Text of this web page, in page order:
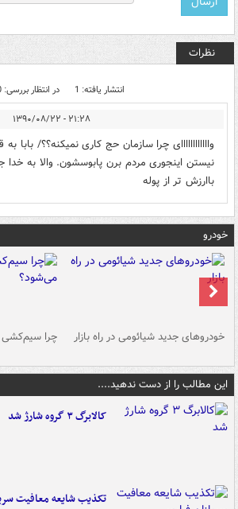
نظرات
انتشار یافته: 1 در انتظار بررسی: 0
۲۱:۲۸ - ۱۳۹۰/۰۸/۲۲
واااااااااااای چرا سازمان حج کاری نمیکنه؟؟/ بابا
نیستن اینجوری مردم برن پابوسشون. والا به
باارزش تر از پوله
خودرو
خودروهای جدید شیائومی در راه بازار چرا
این مطالب را از دست ندهید....
کالابرگ ۳ گروه شارژ شد
تکذیب شایعه معافیت